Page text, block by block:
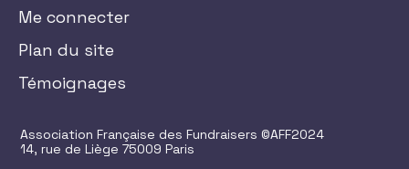
Me connecter
Plan du site
Témoignages
Association Française des Fundraisers ©AFF2024
14, rue de Liège 75009 Paris